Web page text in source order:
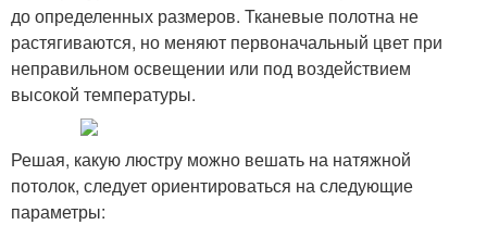
до определенных размеров. Тканевые полотна не
растягиваются, но меняют первоначальный цвет при
неправильном освещении или под воздействием
высокой температуры.
Решая, какую люстру можно вешать на натяжной
потолок, следует ориентироваться на следующие
параметры: